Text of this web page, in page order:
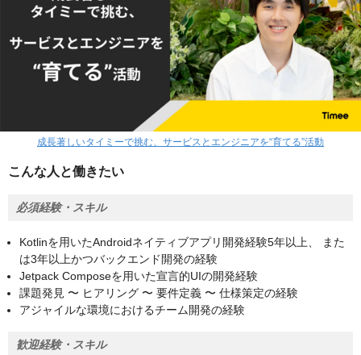
成長著しいタイミーで挑む、サービスとエンジニアを“育てる”活動
こんな人と働きたい
必須経験・スキル
Kotlinを用いたAndroidネイティブアプリ開発経験5年以上、 また
は3年以上かつバックエンド開発の経験
Jetpack Composeを用いた宣言的UIの開発経験
課題発見 〜 ヒアリング 〜 要件定義 〜 仕様策定の経験
アジャイルな環境におけるチーム開発の経験
歓迎経験・スキル